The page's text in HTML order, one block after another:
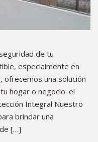
de tu
especialmente en
ofrecemos una solución
hogar o negocio: el
Integral Nuestro
brindar una
[…]